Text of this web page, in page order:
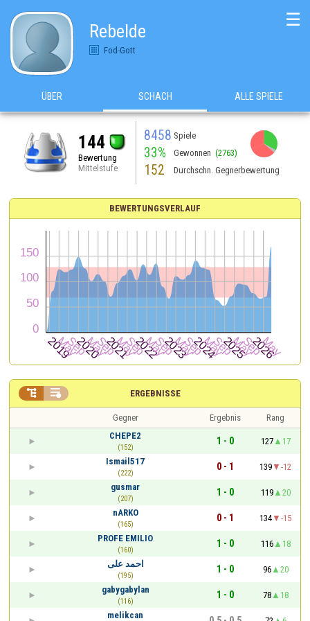
Rebelde
Fod-Gott
☰
ÜBER SCHACH ALLE SPIELE
144
Bewertung
Mittelstufe
8458 Spiele
33% Gewonnen (2763)
152 Durchschn. Gegnerbewertung
BEWERTUNGSVERLAUF
ERGEBNISSE
 
Gegner Ergebnis
Rang
CHEPE2
(152)
1 - 0 127
17
Ismail517
(222)
0 - 1 139
-12
gusmar
(207)
1 - 0 119
20
nARKO
(165)
0 - 1 134
-15
PROFE EMILIO
(160)
1 - 0 116
18
احمد على
(195)
1 - 0 96
20
gabygabylan
(116)
1 - 0 78
18
melikcan